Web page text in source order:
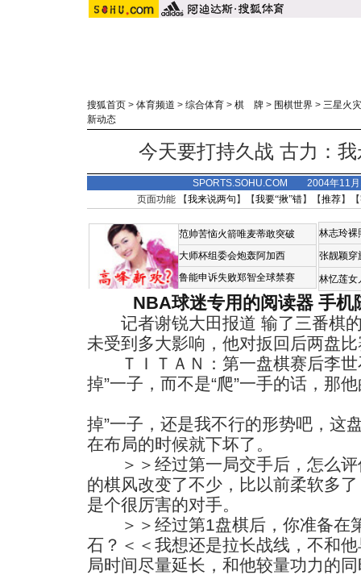
搜狐首页 > 体育频道 > 综合体育 > 棋 牌 > 围棋世界 > 三星火
新动态
今天要打持久战 古力：
SPORTS.SOHU.COM 2004年11
页面功能 【我来说两句 】【我要“揪”错】【推荐】
范帅苦恼火箭唯麦蒂敢突破
大师杯组委会炮轰阿加西
鲁能申诉失败郑智全球禁赛
林志玲裸
张靓颖穿
林忆莲女
NBA球迷专用的阅读器 手机
记者谢锐大田报道 输了三番棋的
未受到多大影响，他对扳回后两盘
ＴＩＴＡＮ：第一盘棋赛后李世
掉”一子，而不是“爬”一手的话，那
掉”一子，还是我不行的形势吧，这
在布局的时候就下坏了。
＞＞经过第一局交手后，怎么评
的棋风改变了不少，比以前柔软多
是个很厉害的对手。
＞＞经过第1盘棋后，你准备在
石？＜＜我想还是拉长战线，不和
局时间尽量延长，和他较量功力的